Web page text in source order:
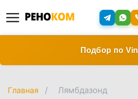
Подбор по Vin
Главная / Лямбдазонд